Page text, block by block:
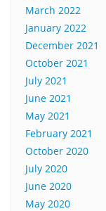
March 2022
January 2022
December 2021
October 2021
July 2021
June 2021
May 2021
February 2021
October 2020
July 2020
June 2020
May 2020